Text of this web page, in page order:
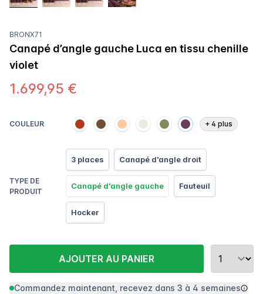
BRONX71
Canapé d’angle gauche Luca en tissu chenille
violet
1.699,95 €
COULEUR + 4 plus
TYPE DE
PRODUIT
3 places Canapé d'angle droit
Canapé d'angle gauche Fauteuil
Hocker
AJOUTER AU PANIER
Commandez maintenant, recevez dans 3 à 4 semaines